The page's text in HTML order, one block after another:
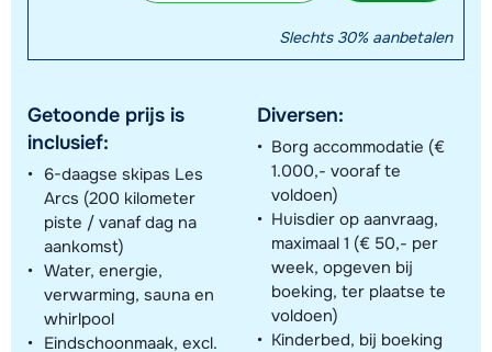
Slechts 30% aanbetalen
Getoonde prijs is
inclusief:
6-daagse skipas Les
Arcs (200 kilometer
piste / vanaf dag na
aankomst)
Water, energie,
verwarming, sauna en
whirlpool
Eindschoonmaak, excl.
Diversen:
Borg accommodatie (€
1.000,- vooraf te
voldoen)
Huisdier op aanvraag,
maximaal 1 (€ 50,- per
week, opgeven bij
boeking, ter plaatse te
voldoen)
Kinderbed, bij boeking